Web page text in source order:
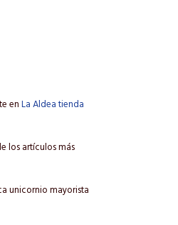
enLa Aldea tienda
los artículos más
unicornio mayorista